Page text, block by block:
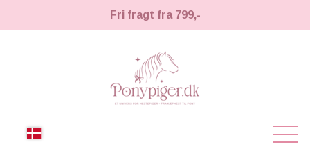
Fri fragt fra 799,-